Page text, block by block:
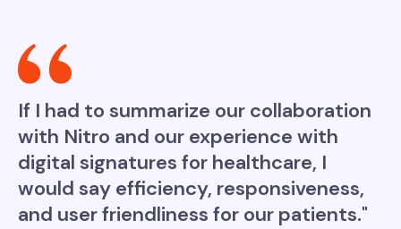
If I had to summarize our collaboration
with Nitro and our experience with
digital signatures for healthcare, I
would say efficiency, responsiveness,
and user friendliness for our patients."